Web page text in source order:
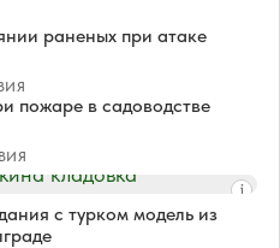
раненых при атаке
пожаре в садоводстве
с турком модель из